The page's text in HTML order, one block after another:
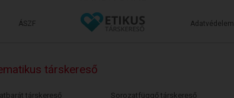
ÁSZF Adatvédelem
társkereső
társkereső
Sorozatfüggő társkereső